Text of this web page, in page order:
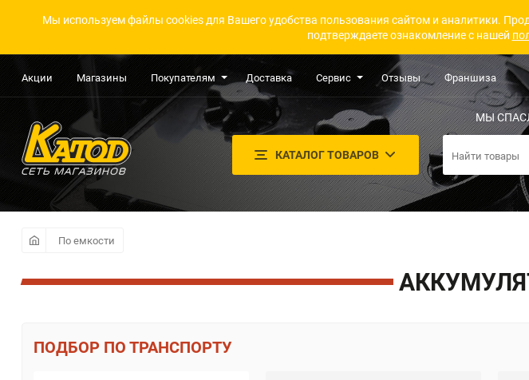
Мы используем файлы cookies для Вашего удобства пользования сайтом и аналитики.
подтверждаете ознакомление с нашей
Акции Магазины Покупателям Доставка Сервис Отзывы Франшиза
КАТАЛОГ ТОВАРОВ
МЫ
По емкости
ПО ТРАНСПОРТУ